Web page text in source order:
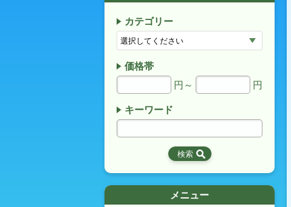
カテゴリー
価格帯
円～
円
キーワード
メニュー